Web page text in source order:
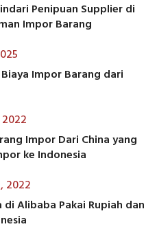
Penipuan Supplier di
Impor Barang
Impor Barang dari
Impor Dari China yang
ke Indonesia
2022
di Alibaba Pakai Rupiah dan